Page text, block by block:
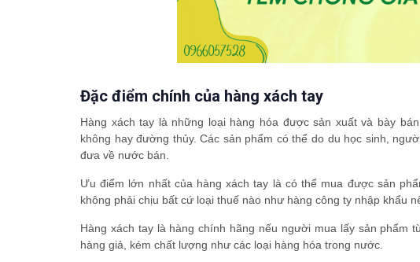
Đặc điểm chính của hàng xách tay
Hàng xách tay là những loại hàng hóa được sản xuất và bày
không hay đường thủy. Các sản phẩm có thể do du học sinh,
đưa về nước bán.
Ưu điểm lớn nhất của hàng xách tay là có thể mua được sản
không phải chịu bất cứ loại thuế nào như hàng công ty nhập khẩu
Hàng xách tay là hàng chính hãng nếu người mua lấy sản
hàng giả, kém chất lượng như các loại hàng hóa trong nước.